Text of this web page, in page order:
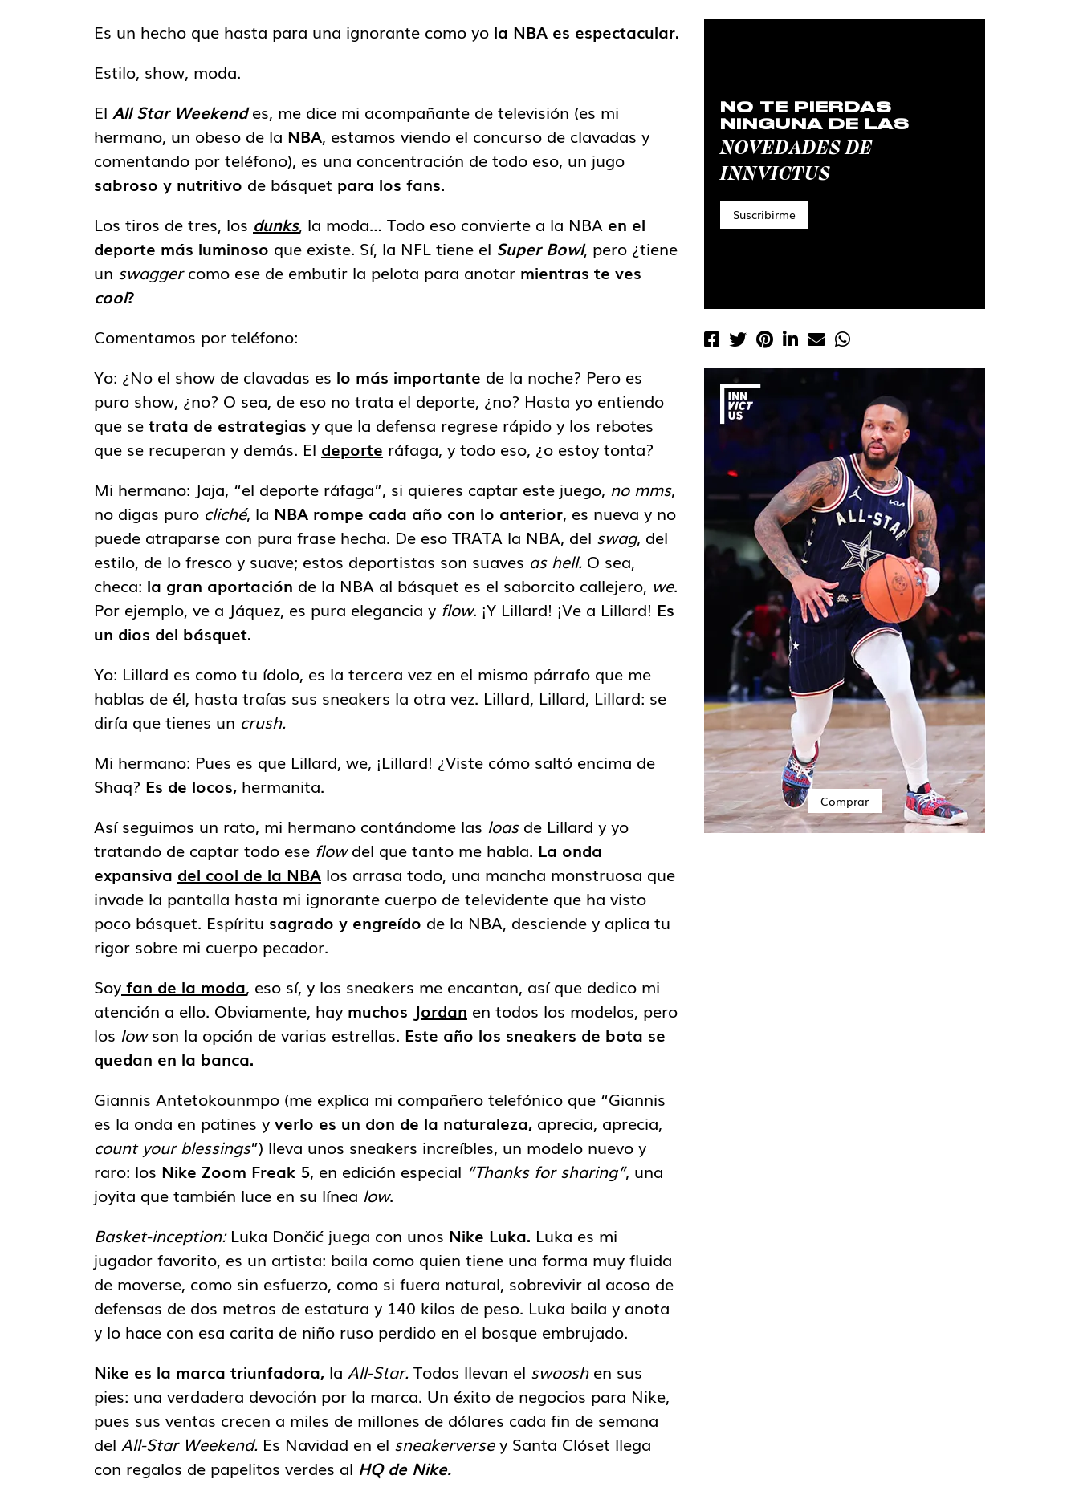
Es un hecho que hasta para una ignorante como yo la NBA es espectacular.
Estilo, show, moda.
El All Star Weekendes, me dice mi acompañante de televisión (es mi
hermano, un obeso de la NBA, estamos viendo el concurso de clavadas y
comentando por teléfono), es una concentración de todo eso, un jugo
sabroso y nutritivo de básquet para los fans.
Los tiros de tres, los dunks, la moda… Todo eso convierte a la NBA en el
deporte más luminoso que existe. Sí, la NFL tiene el Super Bowl, pero ¿tiene
un swaggercomo ese de embutir la pelota para anotar mientras te ves
cool?
Comentamos por teléfono:
Yo: ¿No el show de clavadas es lo más importante de la noche? Pero es
puro show, ¿no? O sea, de eso no trata el deporte, ¿no? Hasta yo entiendo
que se trata de estrategias y que la defensa regrese rápido y los rebotes
que se recuperan y demás. El deporte ráfaga, y todo eso, ¿o estoy tonta?
Mi hermano: Jaja, “el deporte ráfaga”, si quieres captar este juego, no mms,
no digas puro cliché, la NBA rompe cada año con lo anterior, es nueva y no
puede atraparse con pura frase hecha. De eso TRATA la NBA, del swag, del
estilo, de lo fresco y suave; estos deportistas son suaves as hell. O sea,
checa: la gran aportación de la NBA al básquet es el saborcito callejero, we.
Por ejemplo, ve a Jáquez, es pura elegancia y flow. ¡Y Lillard! ¡Ve a Lillard! Es
un dios del básquet.
Yo: Lillard es como tu ídolo, es la tercera vez en el mismo párrafo que me
hablas de él, hasta traías sus sneakers la otra vez. Lillard, Lillard, Lillard: se
diría que tienes un crush.
Mi hermano: Pues es que Lillard, we, ¡Lillard! ¿Viste cómo saltó encima de
Shaq? Es de locos, hermanita.
Así seguimos un rato, mi hermano contándome las loasde Lillard y yo
tratando de captar todo ese flowdel que tanto me habla. La onda
expansiva del cool de la NBA los arrasa todo, una mancha monstruosa que
invade la pantalla hasta mi ignorante cuerpo de televidente que ha visto
poco básquet. Espíritu sagrado y engreído de la NBA, desciende y aplica tu
rigor sobre mi cuerpo pecador.
Soy fan de la moda, eso sí, y los sneakers me encantan, así que dedico mi
atención a ello. Obviamente, hay muchos Jordan en todos los modelos, pero
los lowson la opción de varias estrellas. Este año los sneakers de bota se
quedan en la banca.
Giannis Antetokounmpo (me explica mi compañero telefónico que “Giannis
es la onda en patines y verlo es un don de la naturaleza, aprecia, aprecia,
count your blessings”) lleva unos sneakers increíbles, un modelo nuevo y
raro: los Nike Zoom Freak 5, en edición especial “Thanks for sharing”, una
joyita que también luce en su línea low.
Basket-inception:Luka Dončić juega con unos Nike Luka. Luka es mi
jugador favorito, es un artista: baila como quien tiene una forma muy fluida
de moverse, como sin esfuerzo, como si fuera natural, sobrevivir al acoso de
defensas de dos metros de estatura y 140 kilos de peso. Luka baila y anota
y lo hace con esa carita de niño ruso perdido en el bosque embrujado.
Nike es la marca triunfadora, la All-Star. Todos llevan el swooshen sus
pies: una verdadera devoción por la marca. Un éxito de negocios para Nike,
pues sus ventas crecen a miles de millones de dólares cada fin de semana
del All-Star Weekend. Es Navidad en el sneakerversey Santa Clóset llega
con regalos de papelitos verdes al HQ de Nike.
NO TE PIERDAS
NINGUNA DE LAS
NOVEDADES DE
INNVICTUS
Suscribirme
Comprar